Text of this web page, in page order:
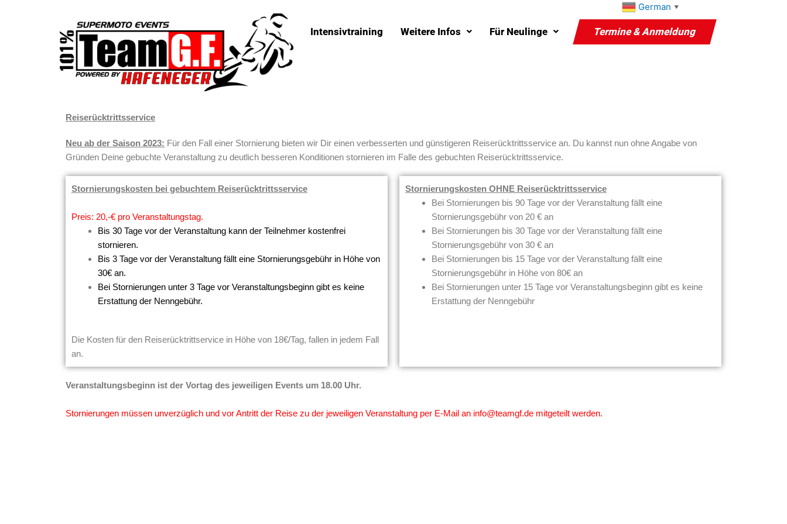
German ▼
Intensivtraining Weitere Infos Für Neulinge Termine & Anmeldung
Reiserücktrittsservice
Neu ab der Saison 2023: Für den Fall einer Stornierung bieten wir Dir einen verbesserten und günstigeren Reiserücktrittsservice an. Du kannst nun ohne Angabe von
Gründen Deine gebuchte Veranstaltung zu deutlich besseren Konditionen stornieren im Falle des gebuchten Reiserücktrittsservice.
Stornierungskosten bei gebuchtem Reiserücktrittsservice
Preis: 20,-€ pro Veranstaltungstag.
Bis 30 Tage vor der Veranstaltung kann der Teilnehmer kostenfrei
stornieren.
Bis 3 Tage vor der Veranstaltung fällt eine Stornierungsgebühr in Höhe von
30€ an.
Bei Stornierungen unter 3 Tage vor Veranstaltungsbeginn gibt es keine
Erstattung der Nenngebühr.
Die Kosten für den Reiserücktrittservice in Höhe von 18€/Tag, fallen in jedem Fall
an.
Stornierungskosten OHNE Reiserücktrittsservice
Bei Stornierungen bis 90 Tage vor der Veranstaltung fällt eine
Stornierungsgebühr von 20 € an
Bei Stornierungen bis 30 Tage vor der Veranstaltung fällt eine
Stornierungsgebühr von 30 € an
Bei Stornierungen bis 15 Tage vor der Veranstaltung fällt eine
Stornierungsgebühr in Höhe von 80€ an
Bei Stornierungen unter 15 Tage vor Veranstaltungsbeginn gibt es keine
Erstattung der Nenngebühr
Veranstaltungsbeginn ist der Vortag des jeweiligen Events um 18.00 Uhr.
Stornierungen müssen unverzüglich und vor Antritt der Reise zu der jeweiligen Veranstaltung per E-Mail an info@teamgf.de mitgeteilt werden.